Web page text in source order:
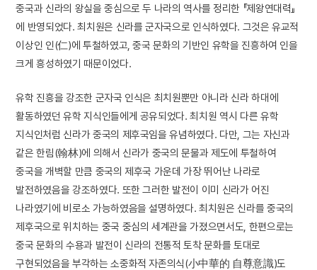
중국과 신라의 왕실을 중심으로 두 나라의 역사를 정리한 『제왕연대력』
에 반영되었다. 최치원은 신라를 군자국으로 인식하였다. 그것은 유교적
이상인 인(仁)에 투철하였고, 중국 문화의 기반인 유학을 진흥하여 인을
크게 흥성하였기 때문이었다.
유학 진흥을 강조한 군자국 인식은 최치원뿐만 아니라 신라 하대에
활동하였던 유학 지식인들에게 공유되었다. 최치원 역시 다른 유학
지식인처럼 신라가 중국의 제후국임을 유념하였다. 다만, 그는 자신과
같은 한림(翰林)에 의해서 신라가 중국의 문물과 제도에 투철하여
중국을 개벽할 만큼 중국의 제후국 가운데 가장 뛰어난 나라로
발전하였음을 강조하였다. 또한 그러한 발전이 이미 신라가 어진
나라였기에 비로소 가능하였음을 설명하였다. 최치원은 신라를 중국의
제후국으로 위치하는 중국 중심의 세계관을 가졌으면서도, 한편으로는
중국 문화의 수용과 발전이 신라의 전통적 토착 문화를 토대로
구현되었음을 부각하는 소중화적 자존의식(小中華的 自尊意識)도